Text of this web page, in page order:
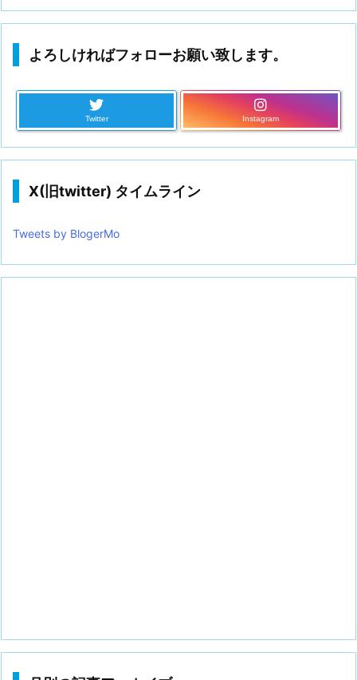
よろしければフォローお願い致します。
Twitter Instagram
X(旧twitter) タイムライン
Tweets by BlogerMo